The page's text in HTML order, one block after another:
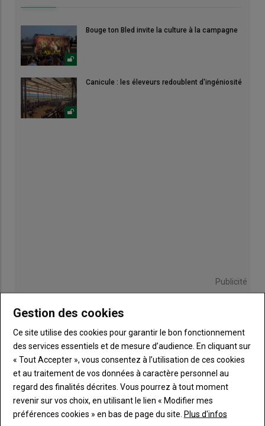
Bouge ton Bled invite la culture à la campagne
Canicule : les éleveurs redoublent d'ingéniosité
Publicité
TITRE JE M'ABONNE
Body A partir de 85€
Lien JE M'ABONNE
Gestion des cookies
Ce site utilise des cookies pour garantir le bon fonctionnement
des services essentiels et de mesure d’audience. En cliquant sur
« Tout Accepter », vous consentez à l’utilisation de ces cookies
et au traitement de vos données à caractère personnel au
regard des finalités décrites. Vous pourrez à tout moment
revenir sur vos choix, en utilisant le lien « Modifier mes
préférences cookies » en bas de page du site. Plus d'infos